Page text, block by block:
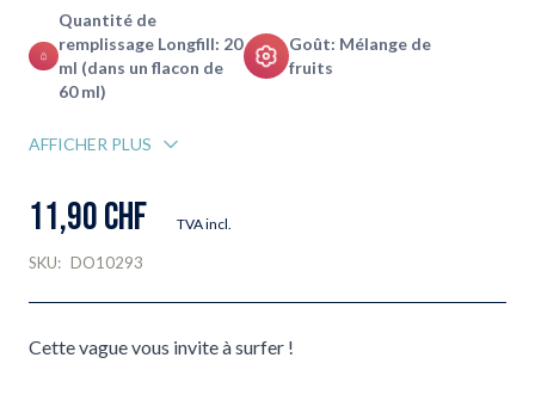
Quantité de
remplissage Longfill: 20
ml (dans un flacon de
60 ml)
Goût: Mélange de
fruits
AFFICHER PLUS
11,90 CHF TVA incl.
SKU: DO10293
Cette vague vous invite à surfer !